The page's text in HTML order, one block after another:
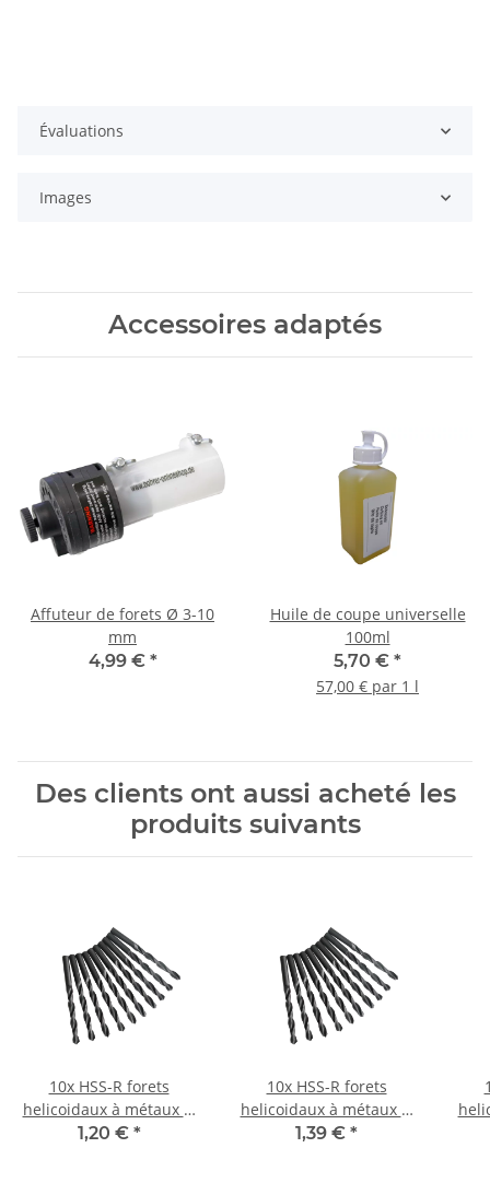
Évaluations
Images
Accessoires adaptés
Affuteur de forets Ø 3-10
mm
4,99 € *
Huile de coupe universelle
100ml
5,70 € *
57,00 € par 1 l
Des clients ont aussi acheté les
produits suivants
10x HSS-R forets
helicoidaux à métaux Ø
1,6 mm
1,20 € *
10x HSS-R forets
helicoidaux à métaux Ø
2,1 mm
1,39 € *